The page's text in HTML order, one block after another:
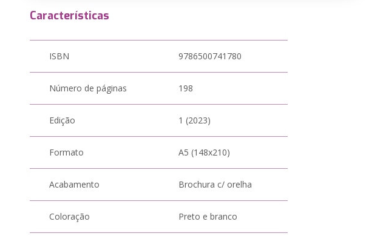
Características
ISBN 9786500741780
Número de páginas 198
Edição 1 (2023)
Formato A5 (148x210)
Acabamento Brochura c/ orelha
Coloração Preto e branco